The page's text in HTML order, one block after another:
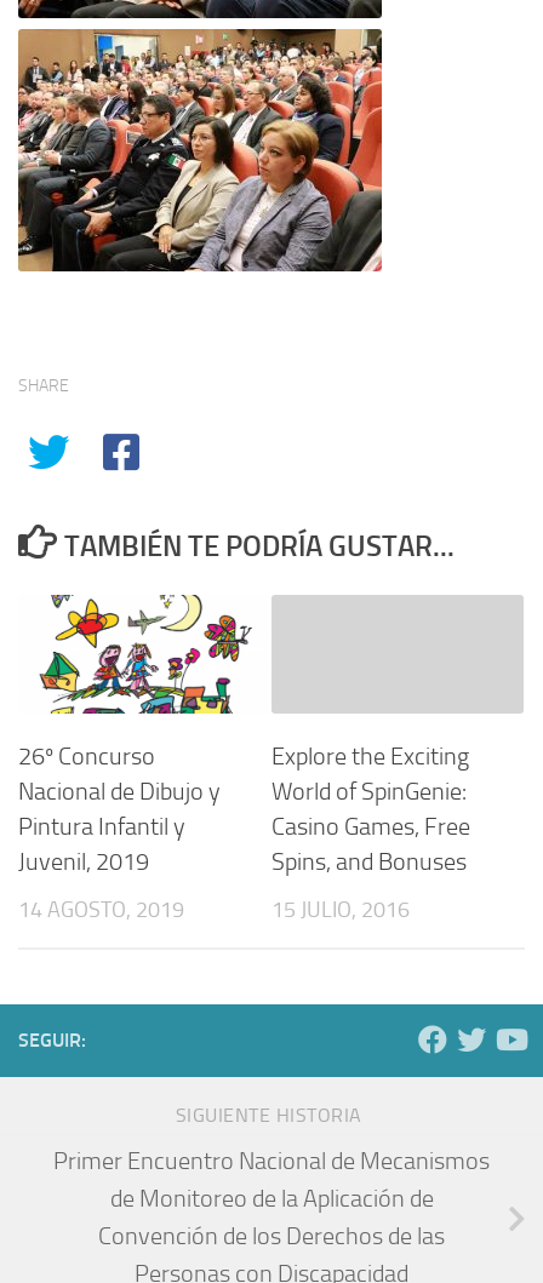
SHARE
TAMBIÉN TE PODRÍA GUSTAR...
26º Concurso
Nacional de Dibujo y
Pintura Infantil y
Juvenil, 2019
14 AGOSTO, 2019
Explore the Exciting
World of SpinGenie:
Casino Games, Free
Spins, and Bonuses
15 JULIO, 2016
SEGUIR:
SIGUIENTE HISTORIA
Primer Encuentro Nacional de Mecanismos
de Monitoreo de la Aplicación de
Convención de los Derechos de las
Personas con Discapacidad